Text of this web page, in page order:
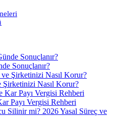
Sonuçlanır?
Şirketinizi Nasıl Korur?
Payı Vergisi Rehberi